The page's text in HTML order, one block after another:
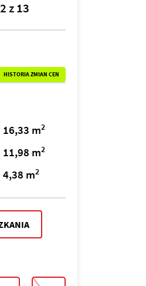
2 z 13
HISTORIA ZMIAN CEN
16,33 m2
11,98 m2
4,38 m2